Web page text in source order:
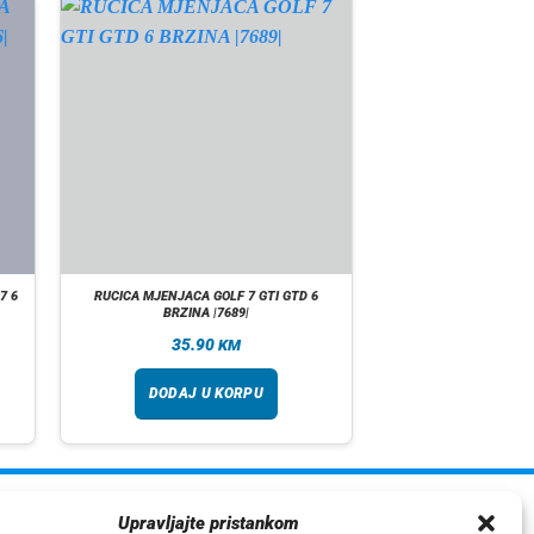
Upravljajte pristankom
6
RUCICA MJENJACA GOLF 7 GTI GTD 6
BRZINA |7689|
35.90 KM
DODAJ U KORPU